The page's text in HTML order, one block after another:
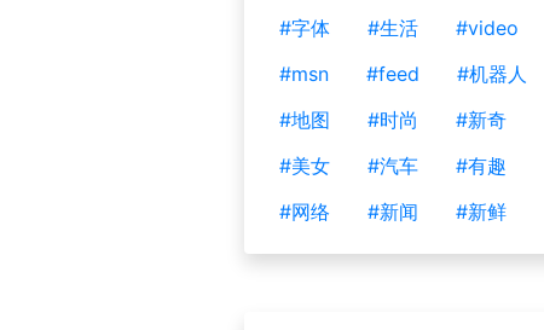
#字体
#生活
#video
#msn
#feed
#机器人
#地图
#时尚
#新奇
#美女
#汽车
#有趣
#网络
#新闻 #新鲜